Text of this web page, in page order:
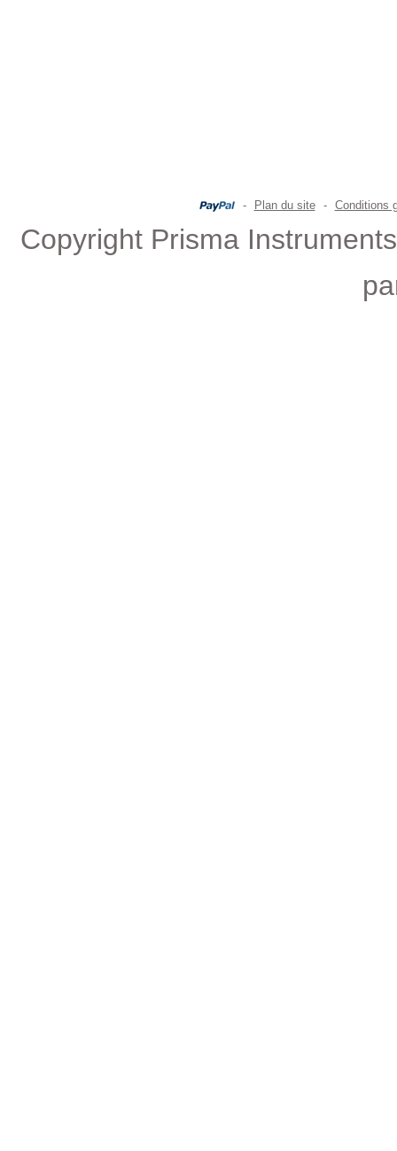
- Plan du site - Conditions
Copyright Prisma